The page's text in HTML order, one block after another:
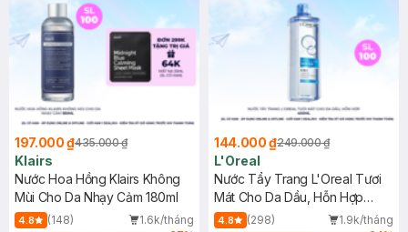
197.000 ₫435.000 ₫
Klairs
Nước Hoa Hồng Klairs Không
Mùi Cho Da Nhạy Cảm 180ml
4.8 (148)
1.6k/tháng
144.000 ₫249.000 ₫
L'Oreal
Nước Tẩy Trang L'Oreal Tươi
Mát Cho Da Dầu, Hỗn Hợp
400ml
4.8 (298)
1.9k/tháng